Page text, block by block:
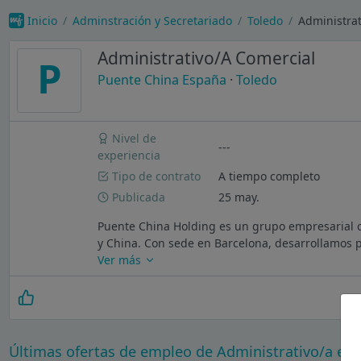
Inicio Adminstración y Secretariado Toledo
P Administrativo/A Comercial
Puente China España · Toledo
Nivel de
experiencia
---
Tipo de contrato
A tiempo completo
Publicada
25 may.
Puente China Holding es un grupo empresarial
y China. Con sede en Barcelona,
Ver más
Últimas ofertas de empleo de Administrativo/a en